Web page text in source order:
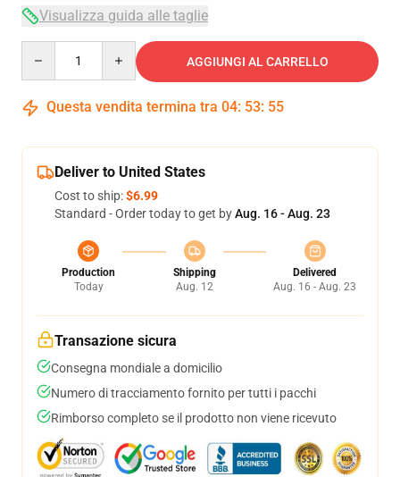
Visualizza guida alle taglie
AGGIUNGI AL CARRELLO
Questa vendita termina tra 04: 53: 54
Deliver to United States
Cost to ship:$6.99
Standard - Order today to get byAug. 16 - Aug. 23
Production
Today
Shipping
Aug. 12
Delivered
Aug. 16 - Aug. 23
Transazione sicura
Consegna mondiale a domicilio
Numero di tracciamento fornito per tutti i pacchi
Rimborso completo se il prodotto non viene ricevuto